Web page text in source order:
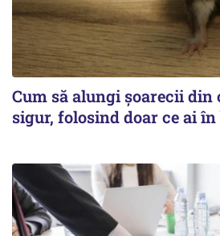
Cum să alungi șoarecii din
sigur, folosind doar ce ai